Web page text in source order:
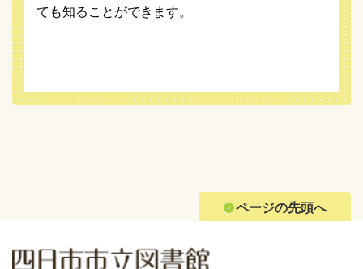
ても知ることができます。
ページの先頭へ